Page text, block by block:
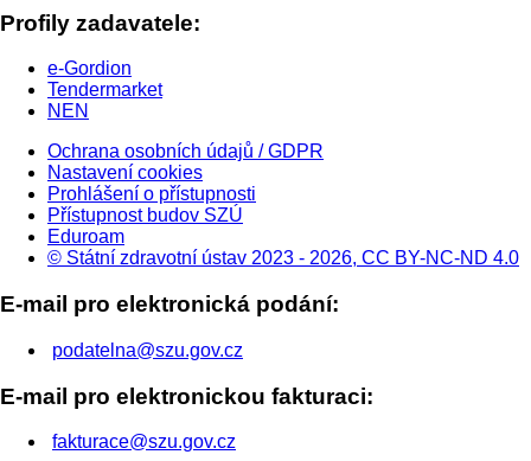
Profily zadavatele:
e-Gordion
Tendermarket
NEN
Ochrana osobních údajů / GDPR
Nastavení cookies
Prohlášení o přístupnosti
Přístupnost budov SZÚ
Eduroam
© Státní zdravotní ústav 2023 - 2026, CC BY-NC-ND 4.0
E-mail pro elektronická podání:
podatelna@szu.gov.cz
E-mail pro elektronickou fakturaci:
fakturace@szu.gov.cz